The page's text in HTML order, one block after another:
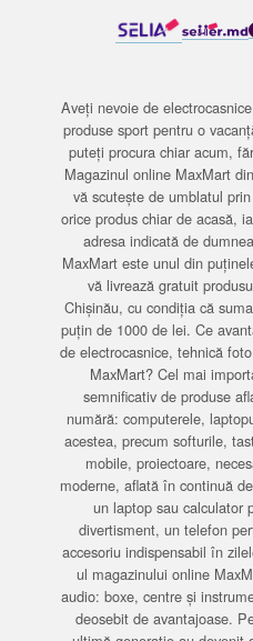
Aveți nevoie de
produse sport pentru o
puteți procura chiar acum,
Magazinul online MaxMart
vă scutește de umblatul
orice produs chiar de acasă,
adresa indicată de
MaxMart este unul din
vă livrează gratuit
Chișinău, cu condiția că
puțin de 1000 de lei. Ce
de electrocasnice, tehnică
MaxMart? Cel mai
semnificativ de produse
numără: computerele,
acestea, precum softurile,
mobile, proiectoare,
moderne, aflată în continuă
un laptop sau calculator
divertisment, un telefon
accesoriu indispensabil în
ul magazinului online
audio: boxe, centre și
deosebit de avantajoase.